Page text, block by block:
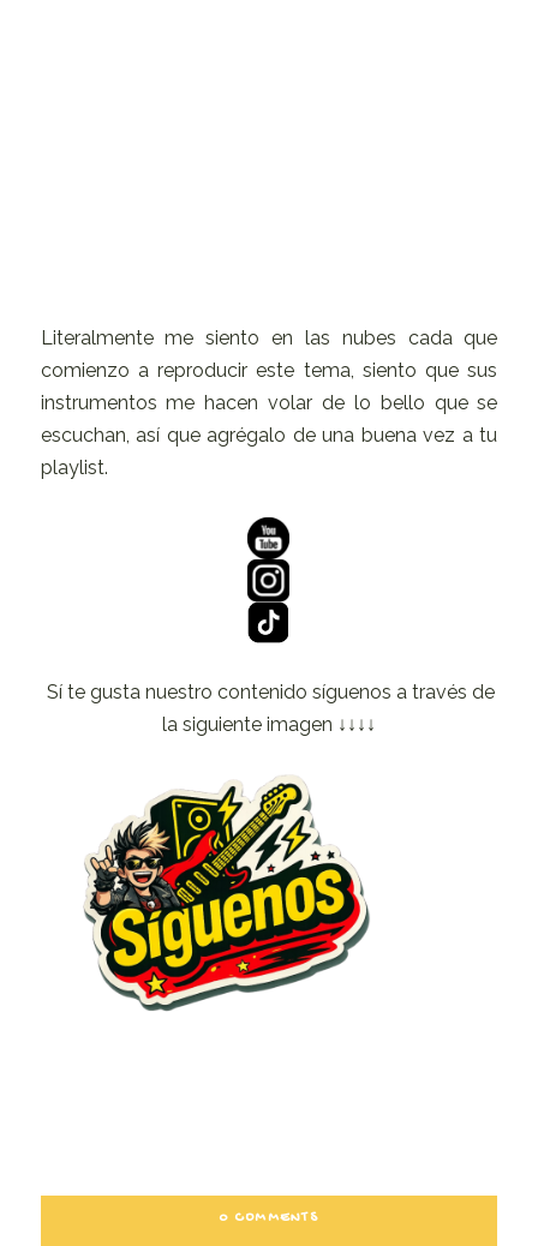
Literalmente me siento en las nubes cada que
comienzo a reproducir este tema, siento que sus
instrumentos me hacen volar de lo bello que se
escuchan, así que agrégalo de una buena vez a tu
playlist.
Sí te gusta nuestro contenido síguenos a través de
la siguiente imagen ↓↓↓↓
0 COMMENTS